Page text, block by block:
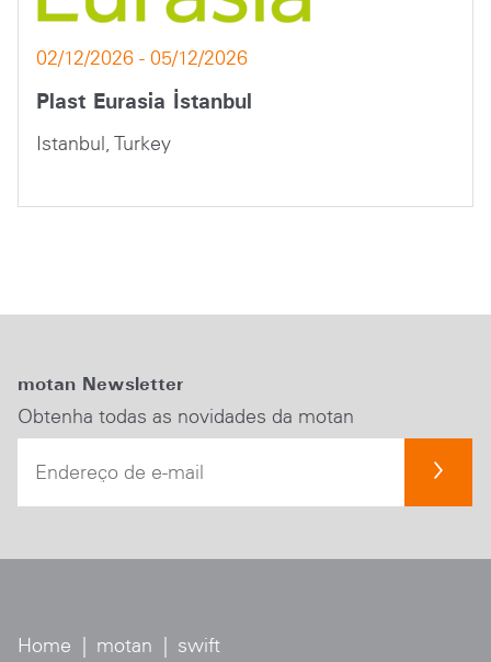
Plast Eurasia İstanbul
02/12/2026 - 05/12/2026
Istanbul, Turkey
motan Newsletter
Obtenha todas as novidades da motan
Home motan swift